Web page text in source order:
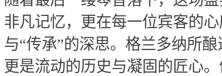
非凡记忆，更在每一位宾客的
与“传承”的深思。格兰多纳所
更是流动的历史与凝固的匠心